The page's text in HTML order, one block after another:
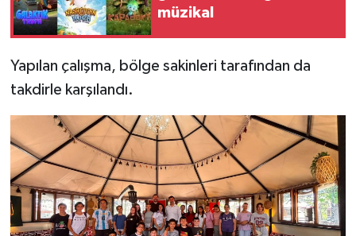
müzikal
Yapılan çalışma, bölge sakinleri tarafından da
takdirle karşılandı.